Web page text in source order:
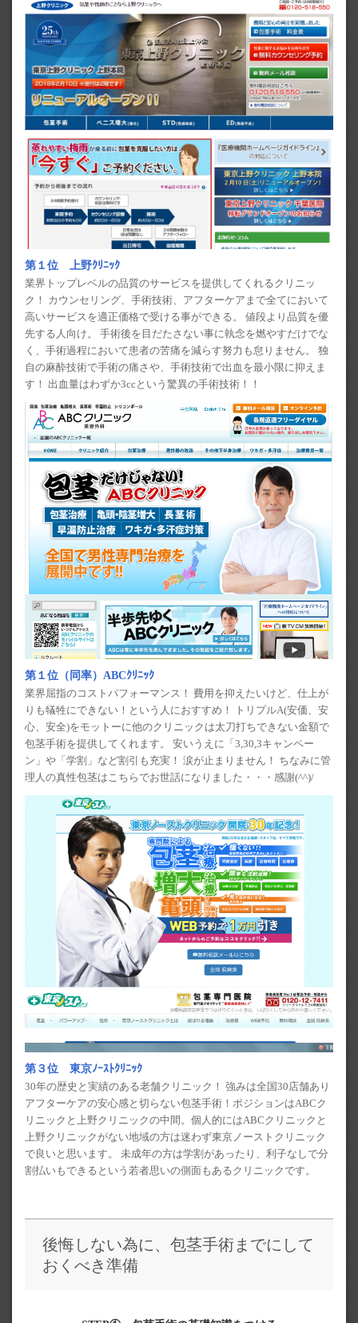
第１位 上野ｸﾘﾆｯｸ
業界トップレベルの品質のサービスを提供してくれるクリニッ
ク！ カウンセリング、手術技術、アフターケアまで全てにおいて
高いサービスを適正価格で受ける事ができる。 値段より品質を優
先する人向け。 手術後を目だたさない事に執念を燃やすだけでな
く、手術過程において患者の苦痛を減らす努力も怠りません。 独
自の麻酔技術で手術の痛さや、手術技術で出血を最小限に抑えま
す！ 出血量はわずか3ccという驚異の手術技術！！
第１位（同率）ABCｸﾘﾆｯｸ
業界屈指のコストパフォーマンス！ 費用を抑えたいけど、仕上が
りも犠牲にできない！という人におすすめ！ トリプルA(安価、安
心、安全)をモットーに他のクリニックは太刀打ちできない金額で
包茎手術を提供してくれます。 安いうえに「3,30,3キャンペー
ン」や「学割」など割引も充実！ 涙が止まりません！ ちなみに管
理人の真性包茎はこちらでお世話になりました・・・感謝(^^)/
第３位 東京ﾉｰｽﾄｸﾘﾆｯｸ
30年の歴史と実績のある老舗クリニック！ 強みは全国30店舗あり
アフターケアの安心感と切らない包茎手術！ポジションはABCク
リニックと上野クリニックの中間。個人的にはABCクリニックと
上野クリニックがない地域の方は迷わず東京ノーストクリニック
で良いと思います。 未成年の方は学割があったり、利子なしで分
割払いもできるという若者思いの側面もあるクリニックです。
後悔しない為に、包茎手術までにして
おくべき準備